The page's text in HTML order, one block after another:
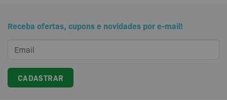
Receba ofertas, cupons e novidades por e-mail!